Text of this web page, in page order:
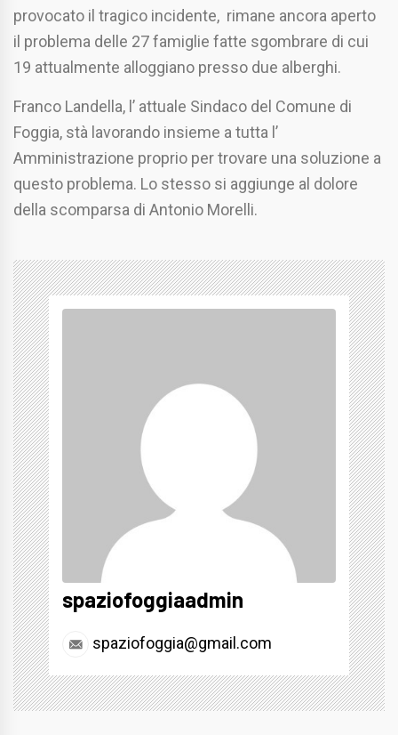
provocato il tragico incidente, rimane ancora aperto
il problema delle 27 famiglie fatte sgombrare di cui
19 attualmente alloggiano presso due alberghi.
Franco Landella, l’ attuale Sindaco del Comune di
Foggia, stà lavorando insieme a tutta l’
Amministrazione proprio per trovare una soluzione a
questo problema. Lo stesso si aggiunge al dolore
della scomparsa di Antonio Morelli.
spaziofoggiaadmin
spaziofoggia@gmail.com